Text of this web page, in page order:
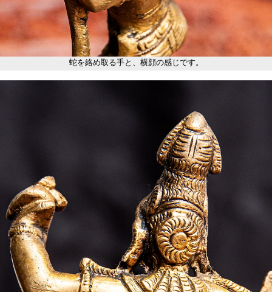
蛇を絡め取る手と、横顔の感じです。